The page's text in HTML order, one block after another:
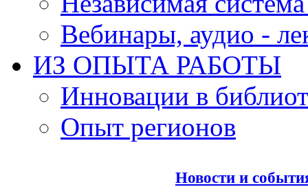
Вебинары, аудио -
ИЗ ОПЫТА РАБОТЫ
Инновации в
Опыт регионов
Новости и